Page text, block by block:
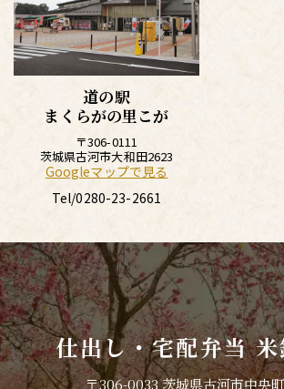
道の駅
まくらがの里こが
〒306-0111
茨城県古河市大和田2623
Googleマップで見る
Tel/0280-23-2661
仕出し・宅配弁当
〒306-0033 茨城県古河市中央